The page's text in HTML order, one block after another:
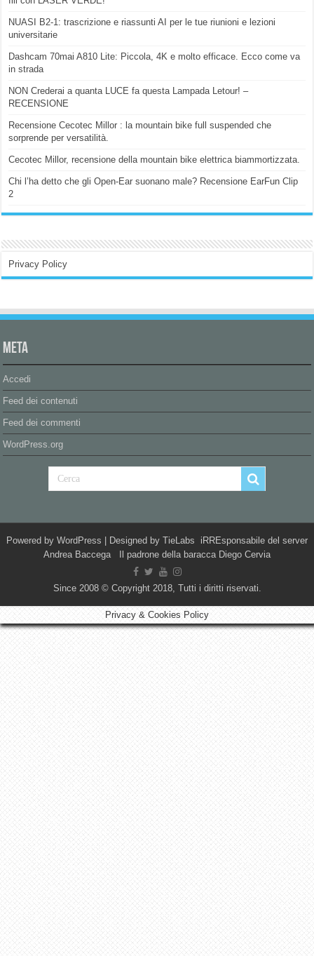
NUASI B2-1: trascrizione e riassunti AI per le tue riunioni e lezioni
universitarie
Dashcam 70mai A810 Lite: Piccola, 4K e molto efficace. Ecco come va
in strada
NON Crederai a quanta LUCE fa questa Lampada Letour! –
RECENSIONE
Recensione Cecotec Millor : la mountain bike full suspended che
sorprende per versatilità.
Cecotec Millor, recensione della mountain bike elettrica biammortizzata.
Chi l’ha detto che gli Open-Ear suonano male? Recensione EarFun Clip
2
Privacy Policy
Meta
Accedi
Feed dei contenuti
Feed dei commenti
WordPress.org
Powered by WordPress | Designed by TieLabs iRREsponsabile del server
Andrea Baccega Il padrone della baracca Diego Cervia
Since 2008 © Copyright 2018, Tutti i diritti riservati.
Privacy & Cookies Policy